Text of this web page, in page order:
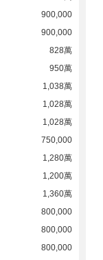
900,000
900,000
828萬
950萬
1,038萬
1,028萬
1,028萬
750,000
1,280萬
1,200萬
1,360萬
800,000
800,000
800,000